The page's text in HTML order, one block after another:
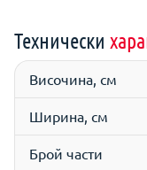
Технически
Височина, см
Ширина, см
Брой части